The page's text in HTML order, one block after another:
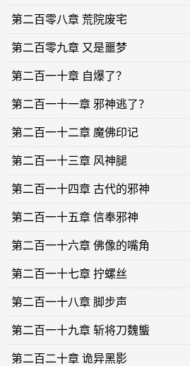
第二百零八章 荒院废宅
第二百零九章 又是噩梦
第二百一十章 自爆了？
第二百一十一章 邪神逃了？
第二百一十二章 魔佛印记
第二百一十三章 风神腿
第二百一十四章 古代的邪神
第二百一十五章 信奉邪神
第二百一十六章 佛像的嘴角
第二百一十七章 拧螺丝
第二百一十八章 脚步声
第二百一十九章 斩将刀魏螚
第二百二十章 诡异黑影